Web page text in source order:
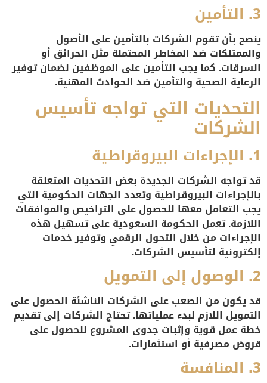
3. التأمين
ينصح بأن تقوم الشركات بالتأمين على الأصول
والممتلكات ضد المخاطر المحتملة مثل الحرائق أو
السرقات. كما يجب التأمين على الموظفين لضمان توفير
الرعاية الصحية والتأمين ضد الحوادث المهنية.
التحديات التي تواجه تأسيس
الشركات
1. الإجراءات البيروقراطية
قد تواجه الشركات الجديدة بعض التحديات المتعلقة
بالإجراءات البيروقراطية وتعدد الجهات الحكومية التي
يجب التعامل معها للحصول على التراخيص والموافقات
اللازمة. تعمل الحكومة السعودية على تسهيل هذه
الإجراءات من خلال التحول الرقمي وتوفير خدمات
إلكترونية لتأسيس الشركات.
2. الوصول إلى التمويل
قد يكون من الصعب على الشركات الناشئة الحصول على
التمويل اللازم لبدء عملياتها. تحتاج الشركات إلى تقديم
خطة عمل قوية وإثبات جدوى المشروع للحصول على
قروض مصرفية أو استثمارات.
3. المنافسة